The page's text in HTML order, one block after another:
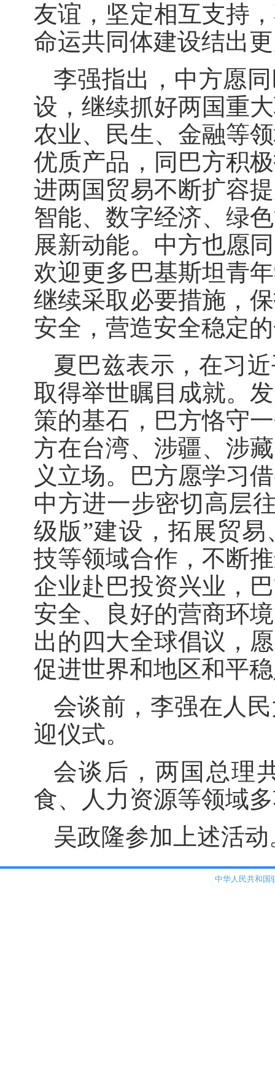
友谊，坚定相互支持
命运共同体建设结出
李强指出，中方愿
设，继续抓好两国重
农业、民生、金融等
优质产品，同巴方积
进两国贸易不断扩容
智能、数字经济、绿
展新动能。中方也愿
欢迎更多巴基斯坦青
继续采取必要措施，
安全，营造安全稳定
夏巴兹表示，在习
取得举世瞩目成就。
策的基石，巴方恪守
方在台湾、涉疆、涉
义立场。巴方愿学习
中方进一步密切高层
级版”建设，拓展贸
技等领域合作，不断
企业赴巴投资兴业，
安全、良好的营商环
出的四大全球倡议，
促进世界和地区和平
会谈前，李强在人
迎仪式。
会谈后，两国总理
食、人力资源等领域
吴政隆参加上述活动
中华人民共和国